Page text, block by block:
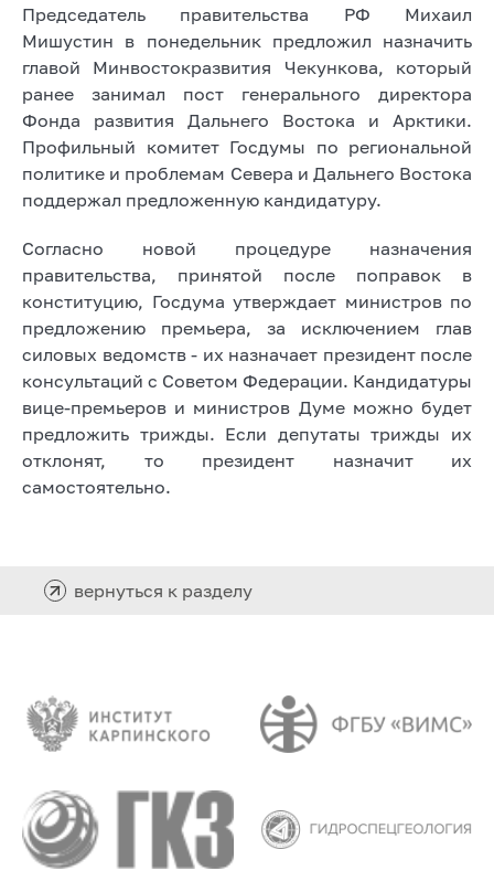
Председатель правительства РФ Михаил
Мишустин в понедельник предложил назначить
главой Минвостокразвития Чекункова, который
ранее занимал пост генерального директора
Фонда развития Дальнего Востока и Арктики.
Профильный комитет Госдумы по региональной
политике и проблемам Севера и Дальнего Востока
поддержал предложенную кандидатуру.
Согласно новой процедуре назначения
правительства, принятой после поправок в
конституцию, Госдума утверждает министров по
предложению премьера, за исключением глав
силовых ведомств - их назначает президент после
консультаций с Советом Федерации. Кандидатуры
вице-премьеров и министров Думе можно будет
предложить трижды. Если депутаты трижды их
отклонят, то президент назначит их
самостоятельно.
вернуться к разделу